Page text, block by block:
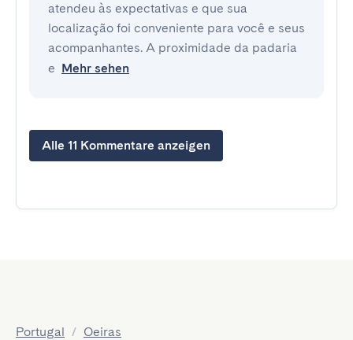
atendeu às expectativas e que sua
localização foi conveniente para você e seus
acompanhantes. A proximidade da padaria
e Mehr sehen
Alle 11 Kommentare anzeigen
Portugal / Oeiras